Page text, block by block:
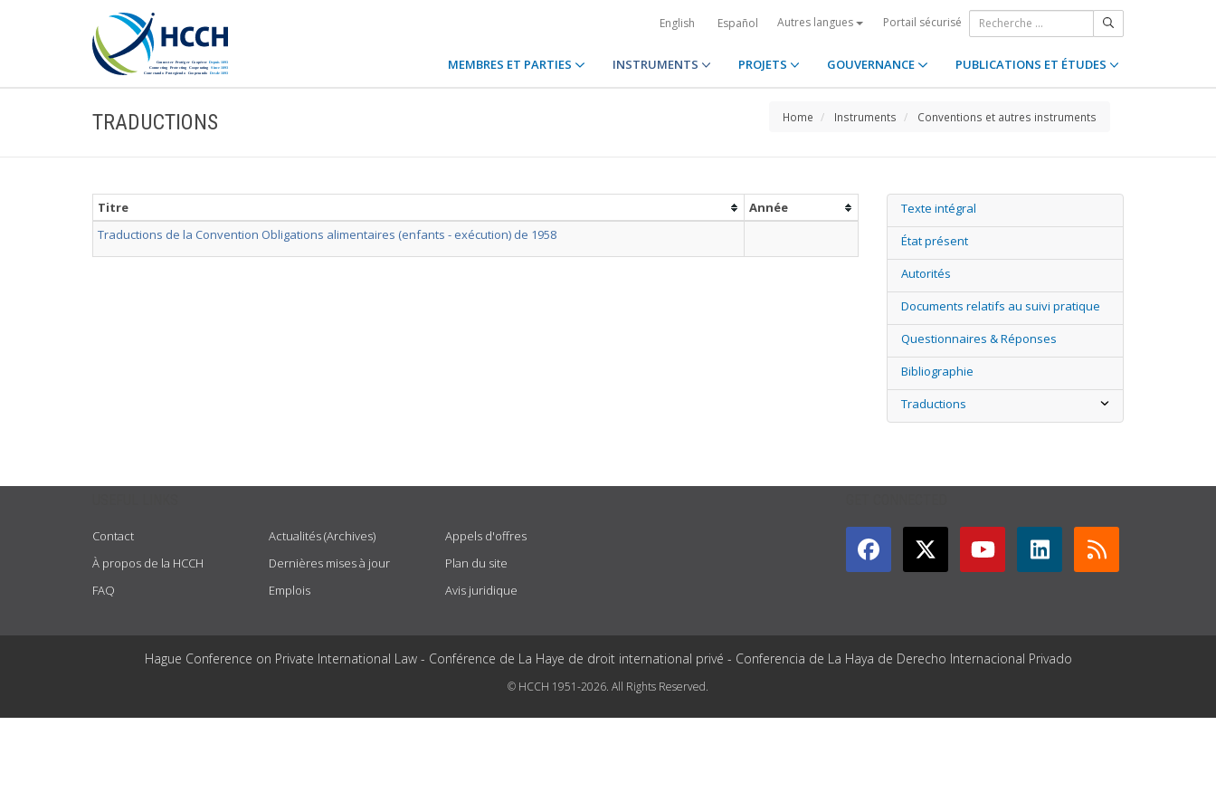
English Español Autres langues Portail sécurisé
MEMBRES ET PARTIES INSTRUMENTS PROJETS GOUVERNANCE PUBLICATIONS ET ÉTUDES
TRADUCTIONS Home Instruments Conventions et autres instruments
Titre
Année
Traductions de la Convention Obligations alimentaires (enfants - exécution) de 1958
Texte intégral
État présent
Autorités
Documents relatifs au suivi pratique
Questionnaires & Réponses
Bibliographie
Traductions
Contact
À propos de la HCCH
FAQ
Actualités (Archives)
Dernières mises à jour
Emplois
Appels d'offres
Plan du site
Avis juridique
Hague Conference on Private International Law - Conférence de La Haye de droit international privé - Conferencia de La Haya de Derecho Internacional Privado
© HCCH 1951-2026. All Rights Reserved.